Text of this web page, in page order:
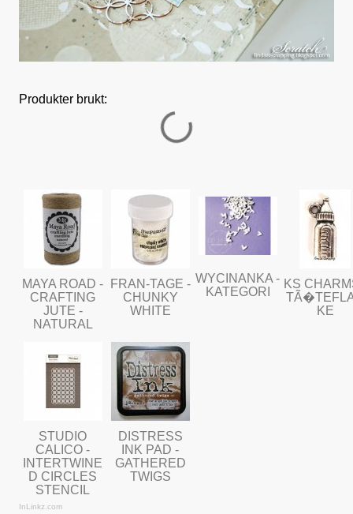
Produkter brukt:
MAYA ROAD -
CRAFTING
JUTE -
NATURAL
FRAN-TAGE -
CHUNKY
WHITE
WYCINANKA -
KATEGORI
KS
KE
STUDIO
CALICO -
INTERTWINE
D CIRCLES
STENCIL
DISTRESS
INK PAD -
GATHERED
TWIGS
InLinkz.com